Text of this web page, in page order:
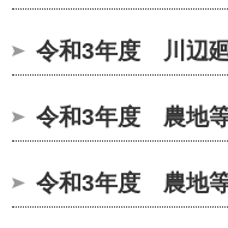
令和3年度 川辺